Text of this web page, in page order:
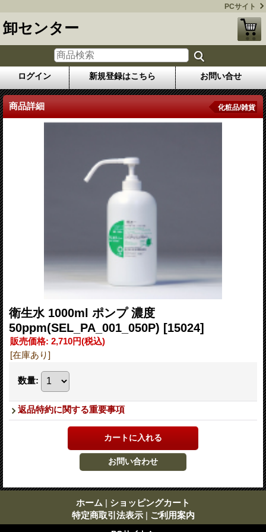
PCサイト
卸センター
ログイン 新規登録はこちら お問い合せ
商品詳細 化粧品/雑貨
衛生水 1000ml ポンプ 濃度
50ppm(SEL_PA_001_050P) [15024]
販売価格: 2,710円(税込)
[在庫あり]
数量:
返品特約に関する重要事項
ホーム | ショッピングカート
特定商取引法表示 | ご利用案内